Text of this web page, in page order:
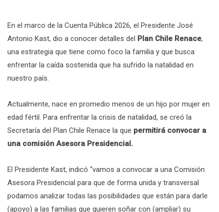
En el marco de la Cuenta Pública 2026, el Presidente José
Antonio Kast, dio a conocer detalles del Plan Chile Renace,
una estrategia que tiene como foco la familia y que busca
enfrentar la caída sostenida que ha sufrido la natalidad en
nuestro país.
Actualmente, nace en promedio menos de un hijo por mujer en
edad fértil. Para enfrentar la crisis de natalidad, se creó la
Secretaría del Plan Chile Renace la que permitirá convocar a
una comisión Asesora Presidencial.
El Presidente Kast, indicó “vamos a convocar a una Comisión
Asesora Presidencial para que de forma unida y transversal
podamos analizar todas las posibilidades que están para darle
(apoyo) a las familias que quieren soñar con (ampliar) su